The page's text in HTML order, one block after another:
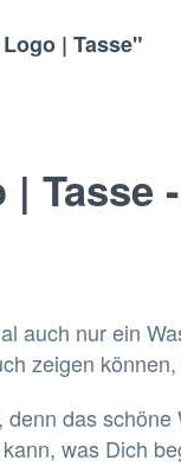
| Tasse"
|
auch nur ein
zeigen
das
was Dich